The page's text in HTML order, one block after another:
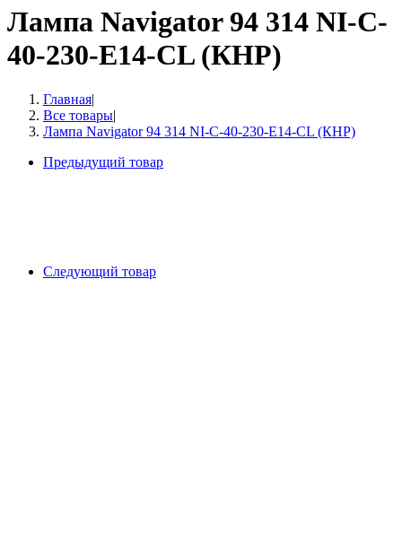
Лампа Navigator 94 314 NI-C-
40-230-E14-CL (КНР)
Главная|
Все товары|
Лампа Navigator 94 314 NI-C-40-230-E14-CL (КНР)
Предыдущий товар
Следующий товар